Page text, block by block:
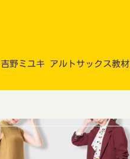
吉野ミユキ アルトサックス教材